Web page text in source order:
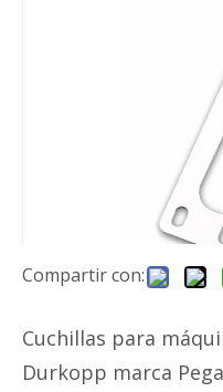
Compartir con:
Cuchillas para
Durkopp marca